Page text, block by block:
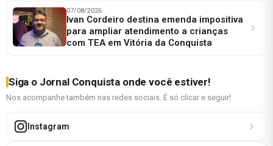
07/08/2026
Ivan Cordeiro destina emenda impositiva
para ampliar atendimento a crianças
com TEA em Vitória da Conquista
Siga o Jornal Conquista onde você estiver!
Nos acompanhe também nas redes sociais. É só clicar e seguir!
Instagram